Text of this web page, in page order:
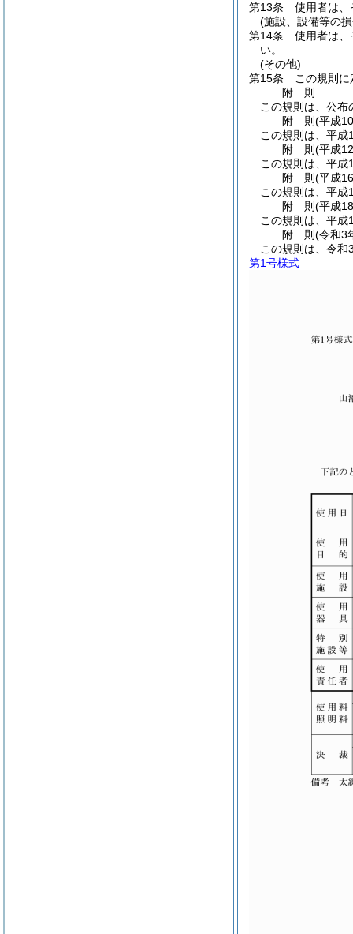
第13条
使用者は、
(施設、設備等の
第14条
使用者は、
い。
(その他)
第15条
この規則
附 則
この規則は、公
附 則(平成
この規則は、平
附 則(平成
この規則は、平
附 則(平成
この規則は、平
附 則(平成
この規則は、平
附 則(令和3
この規則は、令
第1号様式